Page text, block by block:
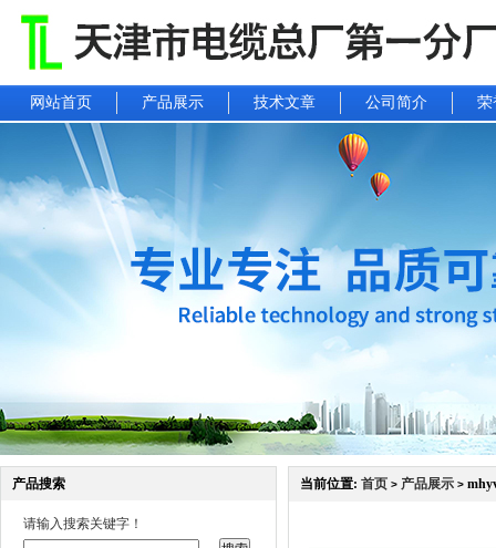
网站首页 产品展示 技术文章 公司简介 荣
产品搜索
请输入搜索关键字！
当前位置: 首页 > 产品展示 >